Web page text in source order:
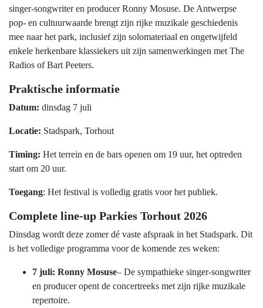
singer-songwriter en producer Ronny Mosuse. De Antwerpse
pop- en cultuurwaarde brengt zijn rijke muzikale geschiedenis
mee naar het park, inclusief zijn solomateriaal en ongetwijfeld
enkele herkenbare klassiekers uit zijn samenwerkingen met The
Radios of Bart Peeters.
Praktische informatie
Datum: dinsdag 7 juli
Locatie: Stadspark, Torhout
Timing: Het terrein en de bars openen om 19 uur, het optreden
start om 20 uur.
Toegang: Het festival is volledig gratis voor het publiek.
Complete line-up Parkies Torhout 2026
Dinsdag wordt deze zomer dé vaste afspraak in het Stadspark. Dit
is het volledige programma voor de komende zes weken:
7 juli: Ronny Mosuse– De sympathieke singer-songwriter
en producer opent de concertreeks met zijn rijke muzikale
repertoire.